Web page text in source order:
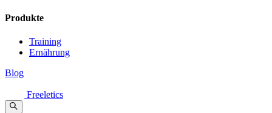
Produkte
Training
Ernährung
Blog
Freeletics